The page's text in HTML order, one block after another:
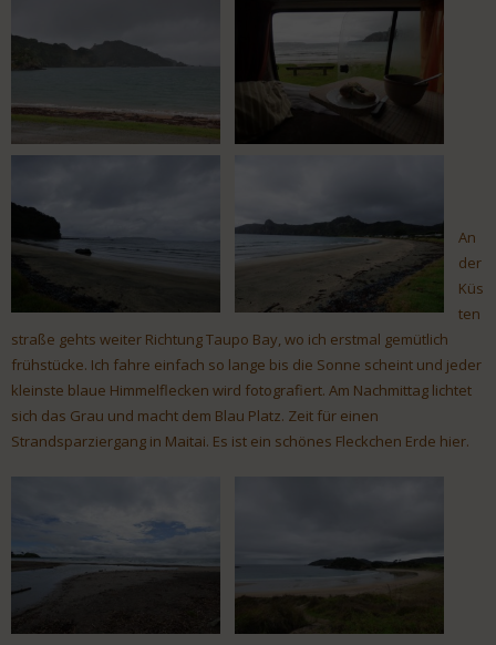
An
der
Küs
ten
straße gehts weiter Richtung Taupo Bay, wo ich erstmal gemütlich
frühstücke. Ich fahre einfach so lange bis die Sonne scheint und jeder
kleinste blaue Himmelflecken wird fotografiert. Am Nachmittag lichtet
sich das Grau und macht dem Blau Platz. Zeit für einen
Strandsparziergang in Maitai. Es ist ein schönes Fleckchen Erde hier.